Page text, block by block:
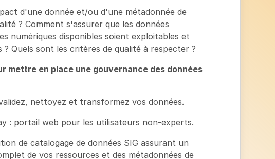
d'une donnée et/ou d'une métadonnée de
? Comment s'assurer que les données
numériques disponibles soient exploitables et
? Quels sont les critères de qualité à respecter ?
mettre en place une gouvernance des données
nettoyez et transformez vos données.
: portail web pour les utilisateurs non-experts.
de catalogage de données SIG assurant un
de vos ressources et des métadonnées de